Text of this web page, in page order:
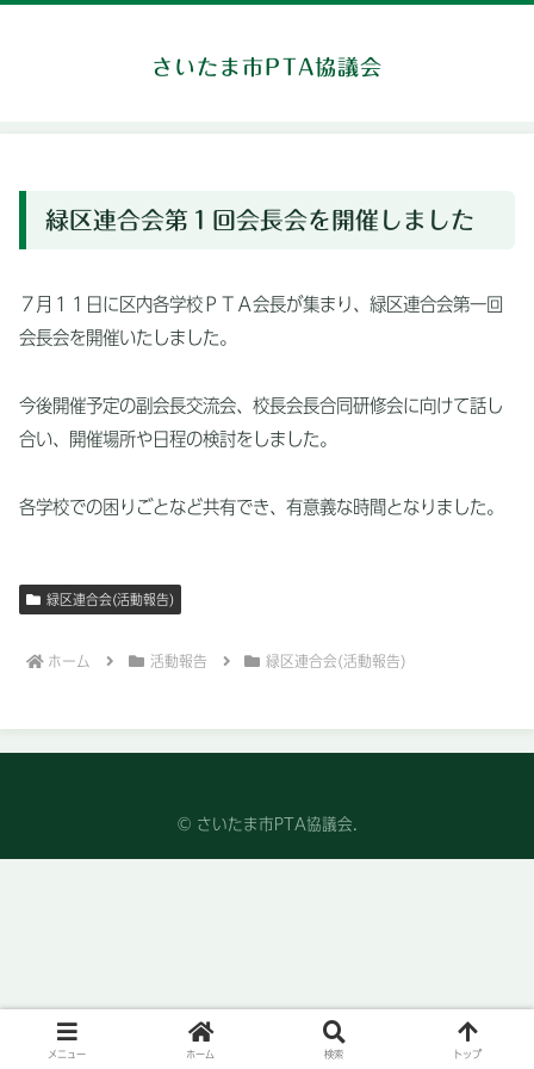
さいたま市PTA協議会
緑区連合会第１回会長会を開催しました
７月１１日に区内各学校ＰＴＡ会長が集まり、緑区連合会第一回
会長会を開催いたしました。
今後開催予定の副会長交流会、校長会長合同研修会に向けて話し
合い、開催場所や日程の検討をしました。
各学校での困りごとなど共有でき、有意義な時間となりました。
緑区連合会(活動報告)
ホーム 活動報告 緑区連合会(活動報告)
© さいたま市PTA協議会.
メニュー ホーム 検索 トップ